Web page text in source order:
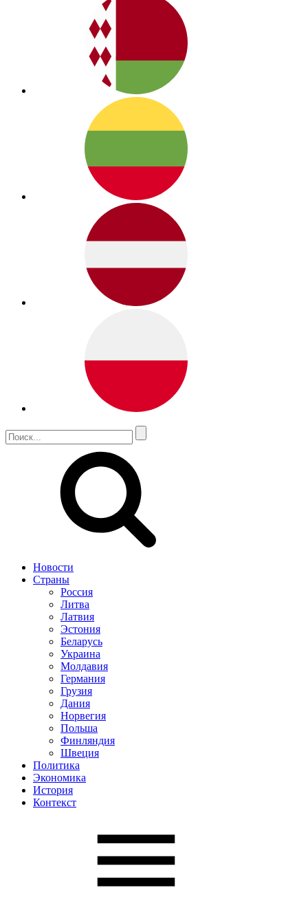
Новости
Страны
Россия
Литва
Латвия
Эстония
Беларусь
Украина
Молдавия
Германия
Грузия
Дания
Норвегия
Польша
Финляндия
Швеция
Политика
Экономика
История
Контекст